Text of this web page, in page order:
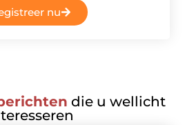
nu
die u wellicht